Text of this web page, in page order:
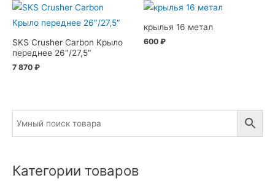
SKS Crusher Carbon Крыло
переднее 26″/27,5″
7 870 ₽
крылья 16 метал
600 ₽
Категории товаров